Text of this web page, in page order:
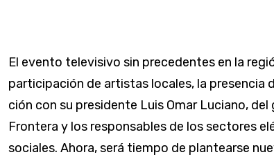
El evento televisivo sin precedentes en la
participación de artistas locales, la presencia
ción con su presidente Luis Omar Luciano, del
Frontera y los responsables de los sectores
sociales. Ahora, será tiempo de plantearse